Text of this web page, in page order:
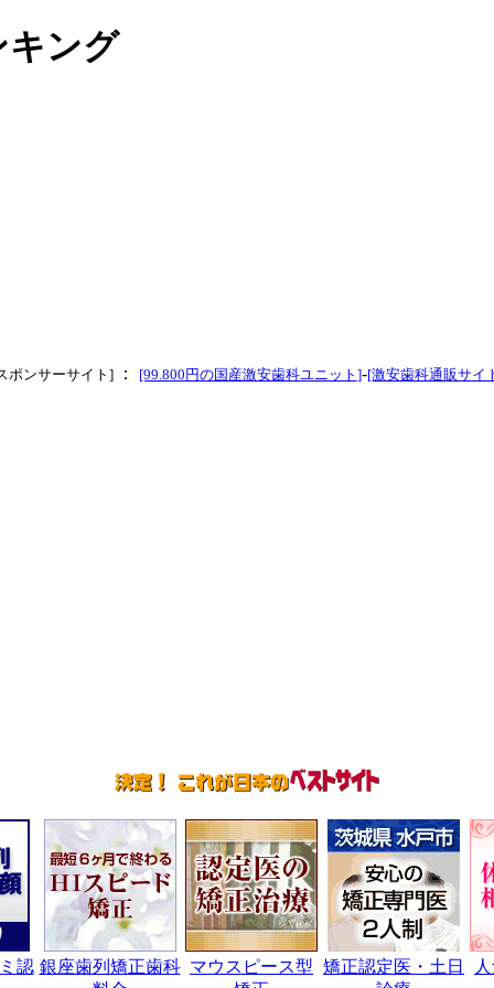
キング
ポンサーサイト] ： [99.800円の国産激安歯科ユニット ]-[激安歯科通販サイ
認 銀座歯列矯正歯科 マウスピース型 矯正認定医・土日